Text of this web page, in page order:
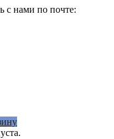
с нами по почте: